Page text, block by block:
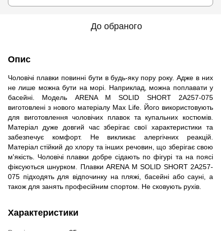
До обраного
Опис
Чоловічі плавки повинні бути в будь-яку пору року. Адже в них
не лише можна бути на морі. Наприклад, можна поплавати у
басейні. Модель ARENA M SOLID SHORT 2A257-075
виготовлені з нового матеріалу Max Life. Його використовують
для виготовлення чоловічих плавок та купальних костюмів.
Матеріал дуже довгий час зберігає свої характеристики та
забезпечує комфорт. Не викликає алергічних реакцій.
Матеріал стійкий до хлору та інших речовин, що зберігає свою
м'якість. Чоловічі плавки добре сідають по фігурі та на поясі
фіксуються шнурком. Плавки ARENA M SOLID SHORT 2A257-
075 підходять для відпочинку на пляжі, басейні або сауні, а
також для занять професійним спортом. Не сковують рухів.
Характеристики